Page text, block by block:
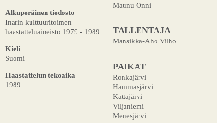
Alkuperäinen tiedosto
Inarin kulttuuritoimen
haastatteluaineisto 1979 - 1989
Kieli
Suomi
Haastattelun tekoaika
1989
Maunu Onni
TALLENTAJA
Mansikka-Aho Vilho
PAIKAT
Ronkajärvi
Hammasjärvi
Kattajärvi
Viljaniemi
Menesjärvi